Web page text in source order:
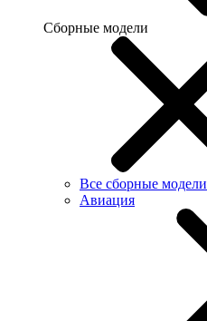
Сборные модели
Все сборные модели
Авиация